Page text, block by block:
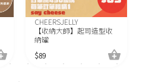
CHEERSJELLY
【辦公療癒小物】迷你擲
筊杯
$29